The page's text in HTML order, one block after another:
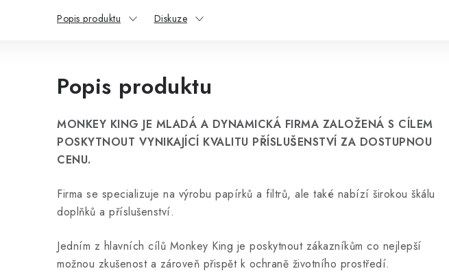
Popis produktu Diskuze
Popis produktu
MONKEY KING JE MLADÁ A DYNAMICKÁ FIRMA ZALOŽENÁ S CÍLEM
POSKYTNOUT VYNIKAJÍCÍ KVALITU PŘÍSLUŠENSTVÍ ZA DOSTUPNOU
CENU.
Firma se specializuje na výrobu papírků a filtrů, ale také nabízí širokou škálu
doplňků a příslušenství.
Jedním z hlavních cílů Monkey King je poskytnout zákazníkům co nejlepší
možnou zkušenost a zároveň přispět k ochraně životního prostředí.